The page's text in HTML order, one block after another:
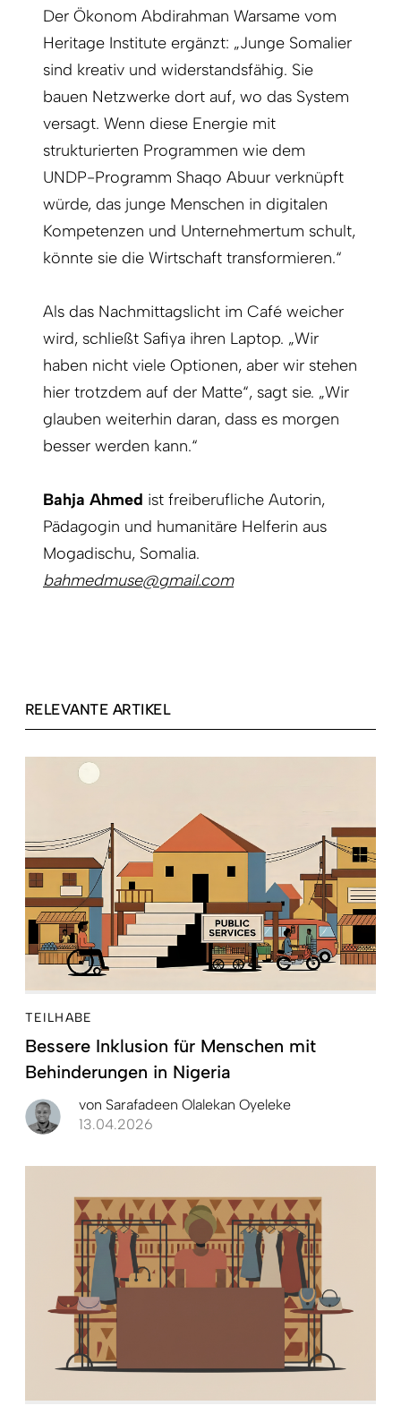
Der Ökonom Abdirahman Warsame vom
Heritage Institute ergänzt: „Junge Somalier
sind kreativ und widerstandsfähig. Sie
bauen Netzwerke dort auf, wo das System
versagt. Wenn diese Energie mit
strukturierten Programmen wie dem
UNDP-Programm Shaqo Abuur verknüpft
würde, das junge Menschen in digitalen
Kompetenzen und Unternehmertum schult,
könnte sie die Wirtschaft transformieren.“
Als das Nachmittagslicht im Café weicher
wird, schließt Safiya ihren Laptop. „Wir
haben nicht viele Optionen, aber wir stehen
hier trotzdem auf der Matte“, sagt sie. „Wir
glauben weiterhin daran, dass es morgen
besser werden kann.“
Bahja Ahmed ist freiberufliche Autorin,
Pädagogin und humanitäre Helferin aus
Mogadischu, Somalia.
bahmedmuse@gmail.com
RELEVANTE ARTIKEL
TEILHABE
Bessere Inklusion für Menschen mit
Behinderungen in Nigeria
von Sarafadeen Olalekan Oyeleke
13.04.2026